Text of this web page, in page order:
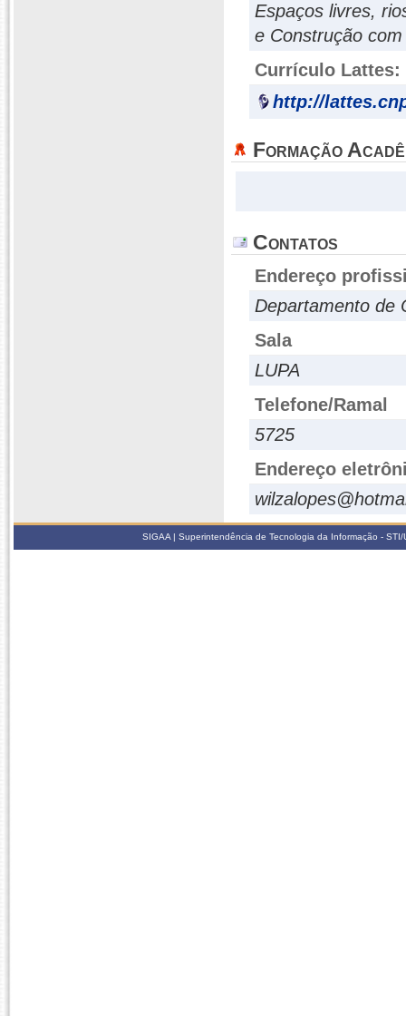
Espaços livres,
e Construção
Currículo Lattes:
http://
Formação
Contatos
Endereço
Departamento de
Sala
LUPA
Telefone/Ramal
5725
Endereço
SIGAA | Superintendência de Tecnologia da Informação -